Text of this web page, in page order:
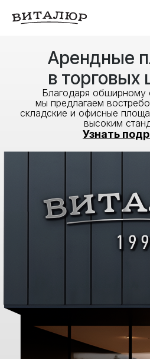
Арендные
в торговых
Благодаря обширному
мы предлагаем
складские и офисные
высоким
Узнать